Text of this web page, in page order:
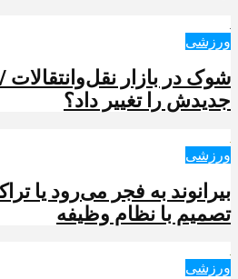
ورزشی
شوک در بازار
جدیدش را تغییر داد؟
ورزشی
بیرانوند به فجر می‌رود یا
تصمیم با نظام وظیفه
ورزشی